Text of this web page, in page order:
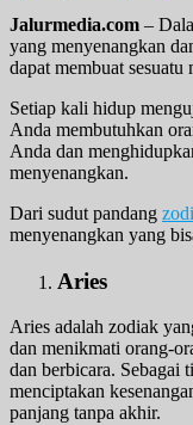
Jalurmedia.com –
yang menyenangkan
dapat membuat sesuatu
Setiap kali hidup
Anda membutuhkan
Anda dan
menyenangkan.
Dari sudut pandang
menyenangkan yang
Aries
Aries adalah zodiak
dan menikmati orang-
dan berbicara. Sebagai
menciptakan
panjang tanpa akhir.